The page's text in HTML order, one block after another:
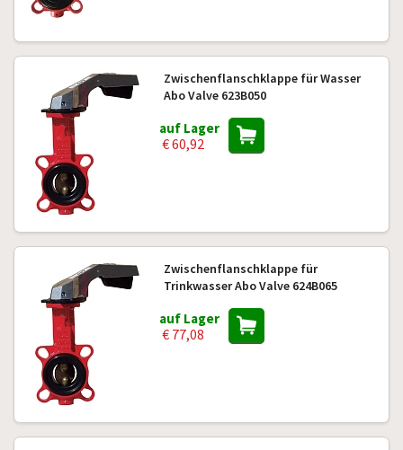
Zwischenflanschklappe für Wasser
Abo Valve 623B050
auf Lager
€ 60,92
Zwischenflanschklappe für
Trinkwasser Abo Valve 624B065
auf Lager
€ 77,08